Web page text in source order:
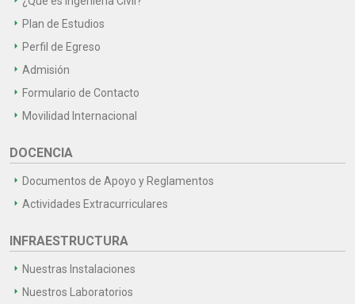
Plan de Estudios
Perfil de Egreso
Admisión
Formulario de Contacto
Movilidad Internacional
DOCENCIA
Documentos de Apoyo y Reglamentos
Actividades Extracurriculares
INFRAESTRUCTURA
Nuestras Instalaciones
Nuestros Laboratorios